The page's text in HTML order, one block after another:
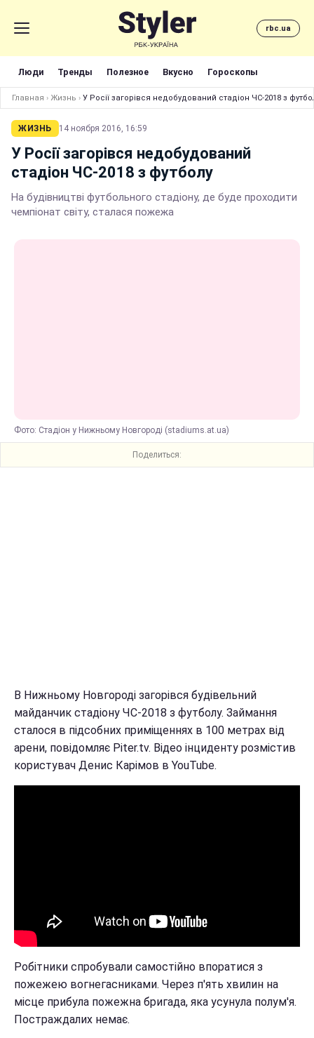
rbc.ua
Люди Тренды Полезное Вкусно Гороскопы
Главная › Жизнь › У Росії загорівся недобудований стадіон ЧС-2018 з
ЖИЗНЬ 14 ноября 2016, 16:59
У Росії загорівся недобудований
стадіон ЧС-2018 з футболу
На будівництві футбольного стадіону, де буде проходити
чемпіонат світу, сталася пожежа
Фото: Стадіон у Нижньому Новгороді (stadiums.at.ua)
Поделиться:
В Нижньому Новгороді загорівся будівельний
майданчик стадіону ЧС-2018 з футболу. Займання
сталося в підсобних приміщеннях в 100 метрах від
арени, повідомляє Piter.tv. Відео інциденту розмістив
користувач Денис Карімов в YouTube.
Робітники спробували самостійно впоратися з
пожежею вогнегасниками. Через п'ять хвилин на
місце прибула пожежна бригада, яка усунула полум'я.
Постраждалих немає.